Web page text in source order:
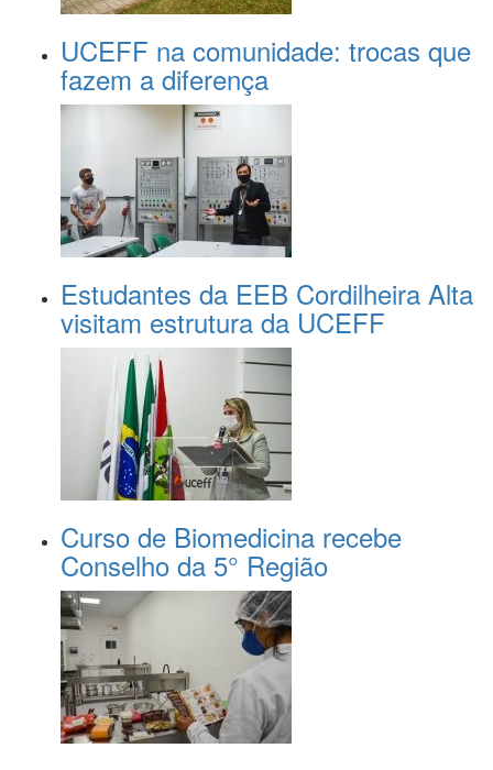
UCEFF na comunidade: trocas que
fazem a diferença
Estudantes da EEB Cordilheira Alta
visitam estrutura da UCEFF
Curso de Biomedicina recebe
Conselho da 5° Região